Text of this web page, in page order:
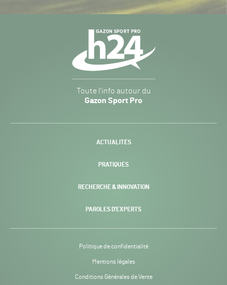
Sport
Pro
-
Toute l’info autour du
Gazon Sport Pro
ACTUALITÉS
PRATIQUES
RECHERCHE & INNOVATION
PAROLES D’EXPERTS
Politique de confidentialité
Mentions légales
Conditions Générales de Vente